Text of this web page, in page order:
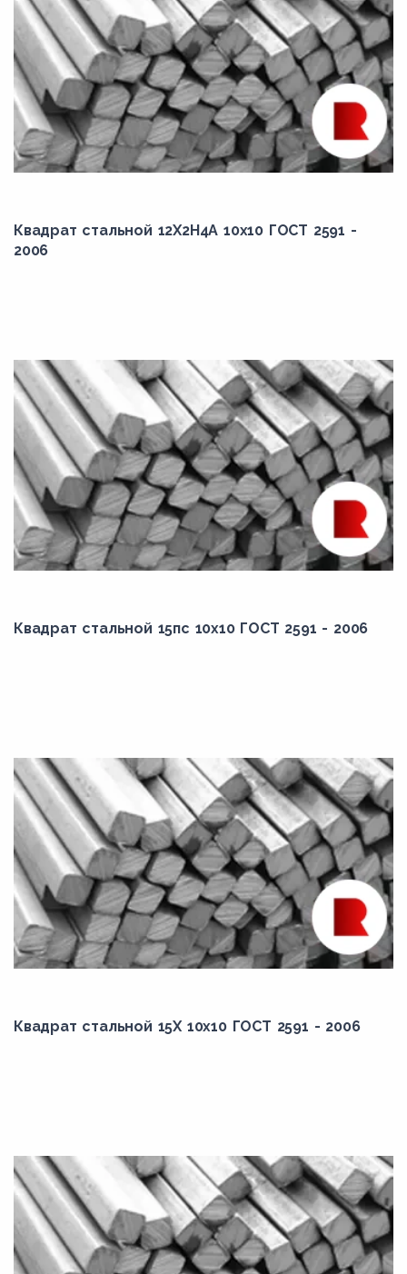
Квадрат стальной 12Х2Н4А 10x10 ГОСТ 2591 -
2006
Квадрат стальной 15пс 10x10 ГОСТ 2591 - 2006
Квадрат стальной 15Х 10x10 ГОСТ 2591 - 2006